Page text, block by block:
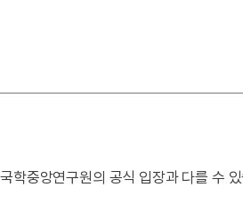
학중앙연구원의 공식 입장과 다를 수